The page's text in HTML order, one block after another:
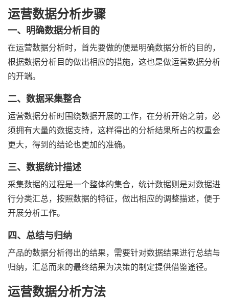
运营数据分析步骤
一、明确数据分析目的
在运营数据分析时，首先要做的便是明确数据分析的目的，
根据数据分析目的做出相应的措施，这也是做运营数据分析
的开端。
二、数据采集整合
运营数据分析时围绕数据开展的工作，在分析开始之前，必
须拥有大量的数据支持，这样得出的分析结果所占的权重会
更大，得到的结论也更加的准确。
三、数据统计描述
采集数据的过程是一个整体的集合，统计数据则是对数据进
行分类汇总，按照数据的特征，做出相应的调整描述，便于
开展分析工作。
四、总结与归纳
产品的数据分析得出的结果，需要针对数据结果进行总结与
归纳，汇总而来的最终结果为决策的制定提供借鉴途径。
运营数据分析方法